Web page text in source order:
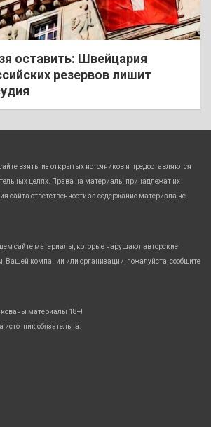
оставить: Швейцария
резервов лишит
взяты из открытых источников и предоставляются
целях. Права на материалы принадлежат их
сайта ответственности за содержание материала не
сайте материалы, которые нарушают авторские
Вашей компании или организации, пожалуйста, сообщите
материалы 18+!
обязательна.